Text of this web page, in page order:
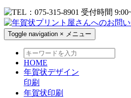
Toggle navigation × メニュー
HOME
年賀状デザイン
印刷
年賀状印刷